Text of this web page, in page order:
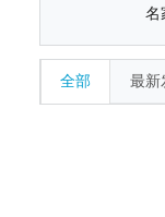
名
全部 最新